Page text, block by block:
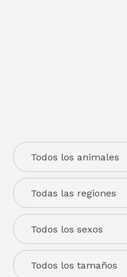
Todas las regiones
Todos los animales
Todos los sexos
Todos los tamaños